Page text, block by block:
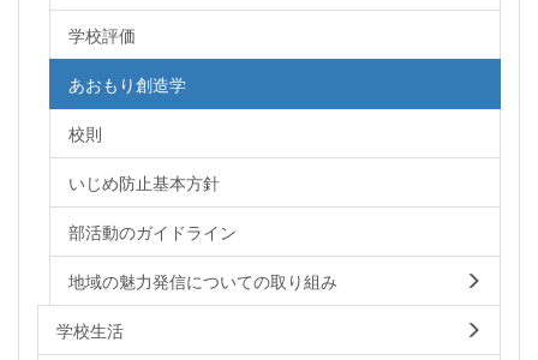
学校評価
あおもり創造学
校則
いじめ防止基本方針
部活動のガイドライン
地域の魅力発信についての取り組み
学校生活